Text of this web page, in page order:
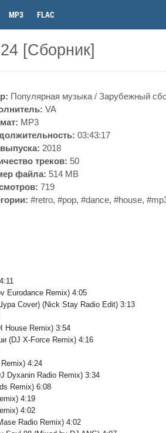
MP3 FLAC
[Сборник]
Популярная музыка / Зарубежный
VA
MP3
03:43:17
2018
треков: 50
файла: 514 MB
719
#retro, #pop, #dance, #house,
Eurodance Remix) 4:05
Cover) (Nick Stay Radio Edit) 3:13
House Remix) 3:54
(DJ X-Force Remix) 4:16
4:24
Dyxanin Radio Remix) 3:34
Remix) 6:08
4:19
4:02
Radio Remix) 4:02